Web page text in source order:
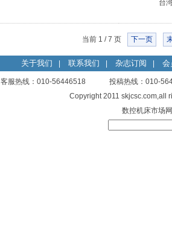
台
当前 1 / 7 页 下一页
关于我们 联系我们 杂志订阅 会
客服热线：010-56446518 投稿热线：
Copyright 2011
数控机床市场网